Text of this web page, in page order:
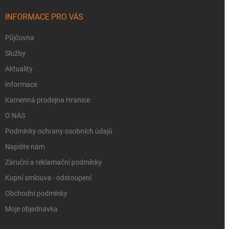
INFORMACE PRO VÁS
Půjčovna
Služby
Aktuality
Informace
Kamenná prodejna Hranice
O NÁS
Podmínky ochrany osobních údajů
Napište nám
Záruční a reklamační podmínky
Kupní smlouva - odstoupení
Obchodní podmínky
Moje objednávka